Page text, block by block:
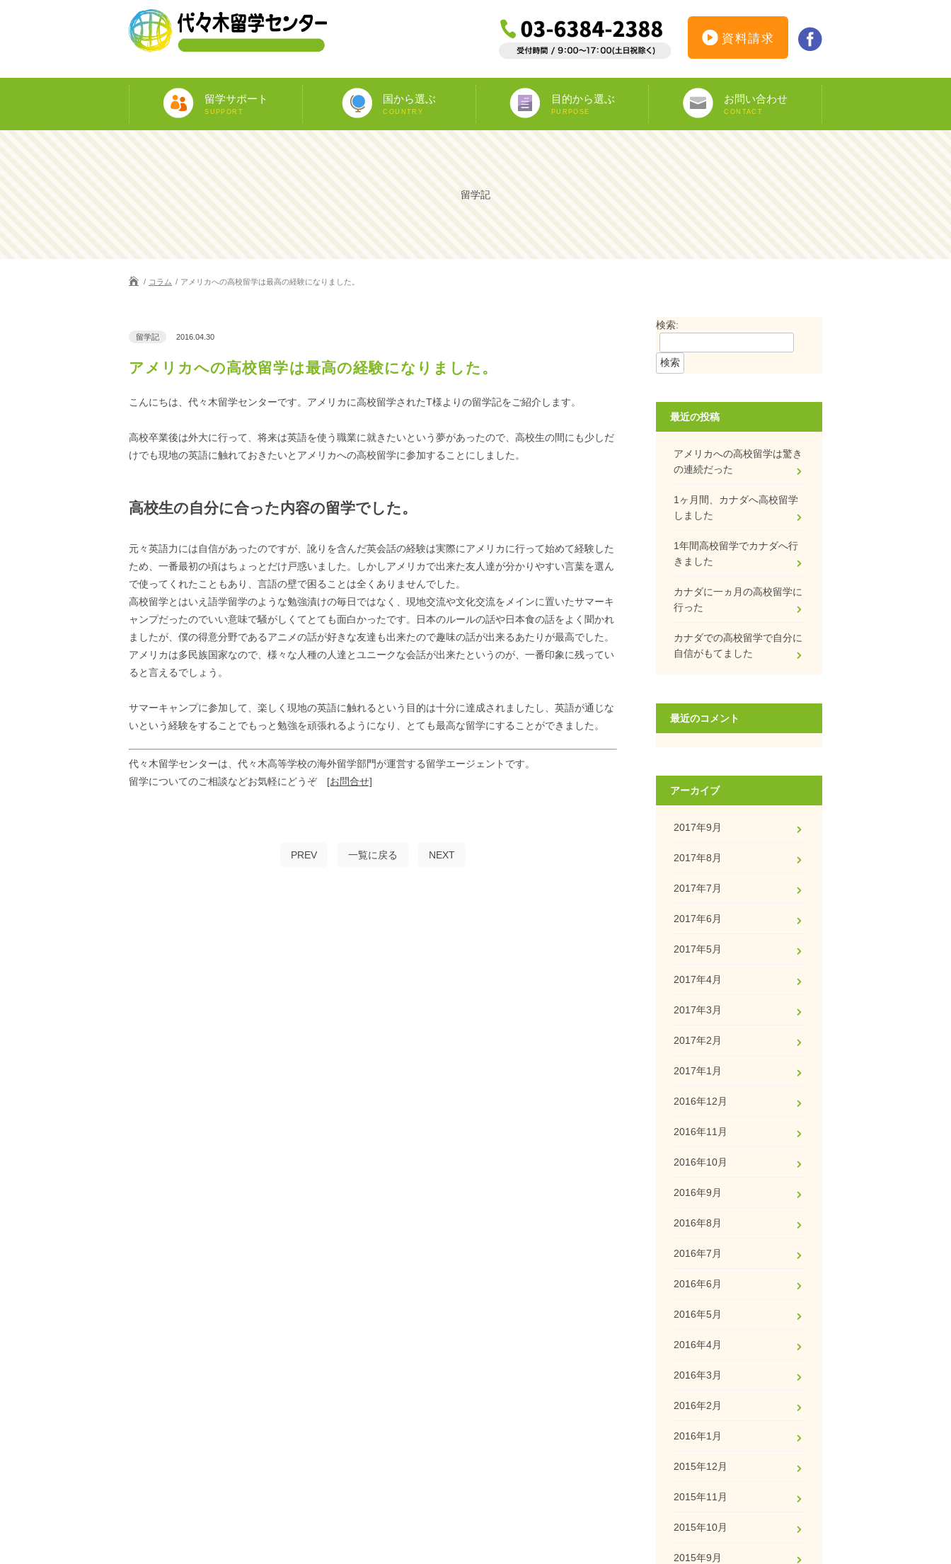
資料請求
留学サポート
SUPPORT
国から選ぶ
COUNTRY
アメリカ
カナダ
オーストラリア
ニュージーランド
イギリス
アイルランド
マルタ
イタリア
スペイン
フランス
ドイツ
南アフリカ
目的から選ぶ
PURPOSE
語学留学
教師宅ホームステイ
中学/高校正規留学
大学正規留学
専門留学
語学プラスα
海外ボランティア
海外インターンシップ
オペア
ワーキングホリデー
お問い合わせ
CONTACT
カウンセリング予約
資料請求
オンライン申し込み
インターンシップ仮登録
ビザ申請サポート
DS-160
留学記
コラム アメリカへの高校留学は最高の経験になりました。
留学記 2016.04.30
アメリカへの高校留学は最高の経験になりました。
こんにちは、代々木留学センターです。アメリカに高校留学されたT様よりの留学記をご紹介します。
高校卒業後は外大に行って、将来は英語を使う職業に就きたいという夢があったので、高校生の間にも少しだ
けでも現地の英語に触れておきたいとアメリカへの高校留学に参加することにしました。
高校生の自分に合った内容の留学でした。
元々英語力には自信があったのですが、訛りを含んだ英会話の経験は実際にアメリカに行って始めて経験した
ため、一番最初の頃はちょっとだけ戸惑いました。しかしアメリカで出来た友人達が分かりやすい言葉を選ん
で使ってくれたこともあり、言語の壁で困ることは全くありませんでした。
高校留学とはいえ語学留学のような勉強漬けの毎日ではなく、現地交流や文化交流をメインに置いたサマーキ
ャンプだったのでいい意味で騒がしくてとても面白かったです。日本のルールの話や日本食の話をよく聞かれ
ましたが、僕の得意分野であるアニメの話が好きな友達も出来たので趣味の話が出来るあたりが最高でした。
アメリカは多民族国家なので、様々な人種の人達とユニークな会話が出来たというのが、一番印象に残ってい
ると言えるでしょう。
サマーキャンプに参加して、楽しく現地の英語に触れるという目的は十分に達成されましたし、英語が通じな
いという経験をすることでもっと勉強を頑張れるようになり、とても最高な留学にすることができました。
代々木留学センターは、代々木高等学校の海外留学部門が運営する留学エージェントです。
留学についてのご相談などお気軽にどうぞ [お問合せ]
PREV 一覧に戻る NEXT
検索:
最近の投稿
アメリカへの高校留学は驚き
の連続だった
1ヶ月間、カナダへ高校留学
しました
1年間高校留学でカナダへ行
きました
カナダに一ヵ月の高校留学に
行った
カナダでの高校留学で自分に
自信がもてました
最近のコメント
アーカイブ
2017年9月
2017年8月
2017年7月
2017年6月
2017年5月
2017年4月
2017年3月
2017年2月
2017年1月
2016年12月
2016年11月
2016年10月
2016年9月
2016年8月
2016年7月
2016年6月
2016年5月
2016年4月
2016年3月
2016年2月
2016年1月
2015年12月
2015年11月
2015年10月
2015年9月